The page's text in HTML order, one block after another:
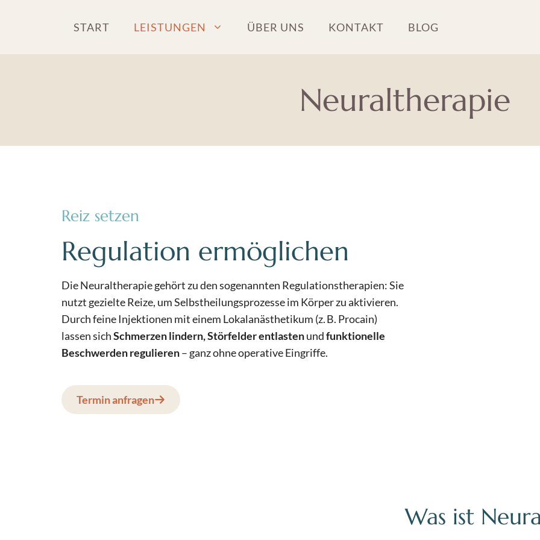
START LEISTUNGEN ÜBER UNS KONTAKT BLOG
Neuraltherapie
Reiz setzen
Regulation ermöglichen
Die Neuraltherapie gehört zu den sogenannten Regulations­therapien: Sie
nutzt gezielte Reize, um Selbstheilungsprozesse im Körper zu aktivieren.
Durch feine Injektionen mit einem Lokalanästhetikum (z. B. Procain)
lassen sichSchmerzen lindern, Störfelder entlastenundfunktionelle
Beschwerden regulieren– ganz ohne operative Eingriffe.
Termin anfragen
Was ist